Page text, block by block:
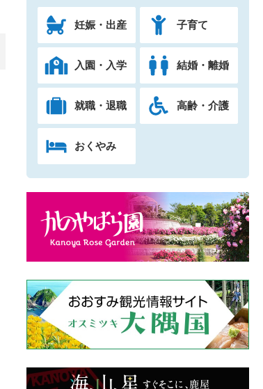
妊娠・出産 子育て
入園・入学 結婚・離婚
就職・退職 高齢・介護
おくやみ